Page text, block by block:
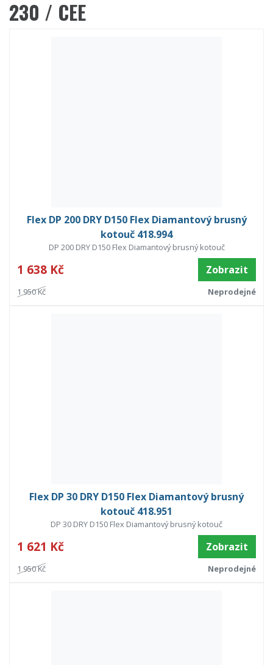
230 / CEE
Flex DP 200 DRY D150 Flex Diamantový brusný
kotouč 418.994
DP 200 DRY D150 Flex Diamantový brusný kotouč
1 638 Kč Zobrazit
1 950 Kč Neprodejné
Flex DP 30 DRY D150 Flex Diamantový brusný
kotouč 418.951
DP 30 DRY D150 Flex Diamantový brusný kotouč
1 621 Kč Zobrazit
1 950 Kč Neprodejné